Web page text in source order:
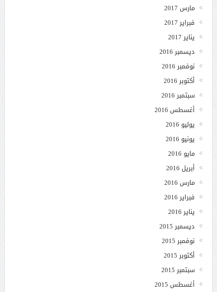
مارس 2017
فبراير 2017
يناير 2017
ديسمبر 2016
نوفمبر 2016
أكتوبر 2016
سبتمبر 2016
أغسطس 2016
يوليو 2016
يونيو 2016
مايو 2016
أبريل 2016
مارس 2016
فبراير 2016
يناير 2016
ديسمبر 2015
نوفمبر 2015
أكتوبر 2015
سبتمبر 2015
أغسطس 2015